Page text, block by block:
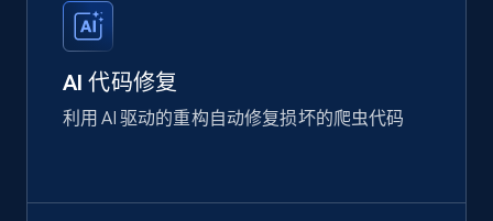
AI 代码修复
利用 AI 驱动的重构自动修复损坏的爬虫代码